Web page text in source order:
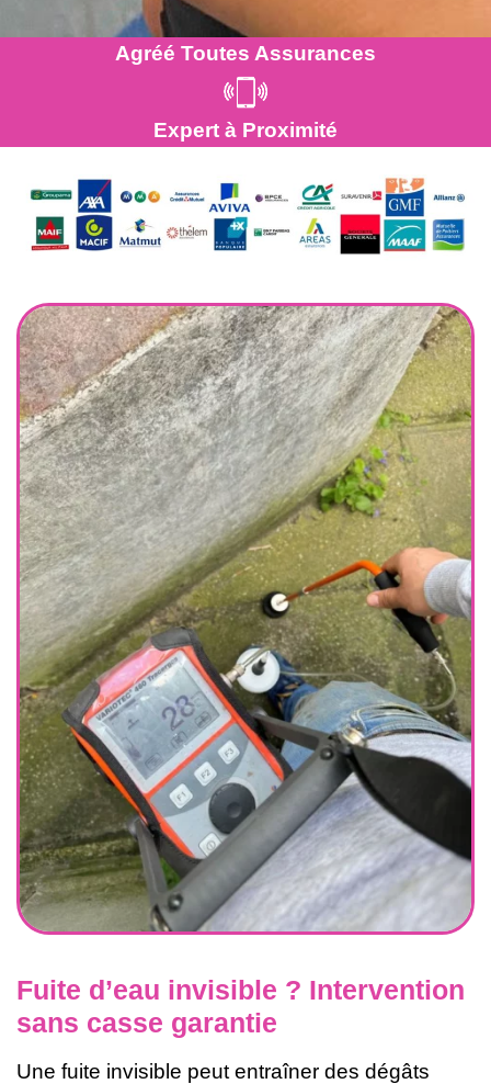
Agréé Toutes Assurances
Expert à Proximité
Fuite d’eau invisible ? Intervention
sans casse garantie
Une fuite invisible peut entraîner des dégâts